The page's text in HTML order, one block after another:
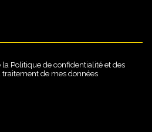
la Politique de confidentialité et des
de mes données